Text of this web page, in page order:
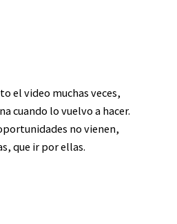
el video muchas veces,
cuando lo vuelvo a hacer.
no vienen,
que ir por ellas.